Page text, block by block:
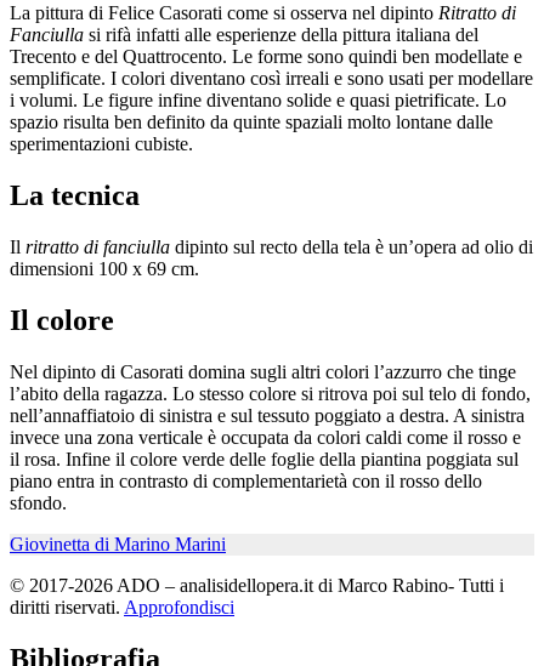
La pittura di Felice Casorati come si osserva nel dipinto Ritratto di
Fanciulla si rifà infatti alle esperienze della pittura italiana del
Trecento e del Quattrocento. Le forme sono quindi ben modellate e
semplificate. I colori diventano così irreali e sono usati per modellare
i volumi. Le figure infine diventano solide e quasi pietrificate. Lo
spazio risulta ben definito da quinte spaziali molto lontane dalle
sperimentazioni cubiste.
La tecnica
Il ritratto di fanciulla dipinto sul recto della tela è un’opera ad olio di
dimensioni 100 x 69 cm.
Il colore
Nel dipinto di Casorati domina sugli altri colori l’azzurro che tinge
l’abito della ragazza. Lo stesso colore si ritrova poi sul telo di fondo,
nell’annaffiatoio di sinistra e sul tessuto poggiato a destra. A sinistra
invece una zona verticale è occupata da colori caldi come il rosso e
il rosa. Infine il colore verde delle foglie della piantina poggiata sul
piano entra in contrasto di complementarietà con il rosso dello
sfondo.
Giovinetta di Marino Marini
© 2017-2026 ADO – analisidellopera.it di Marco Rabino- Tutti i
diritti riservati. Approfondisci
Bibliografia